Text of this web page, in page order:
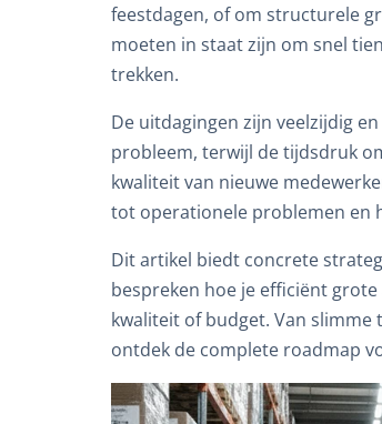
feestdagen, of om structurele
moeten in staat zijn om snel
trekken.
De uitdagingen zijn veelzijdig
probleem, terwijl de tijdsdruk
kwaliteit van nieuwe
tot operationele problemen en
Dit artikel biedt concrete
bespreken hoe je efficiënt
kwaliteit of budget. Van
ontdek de complete roadmap